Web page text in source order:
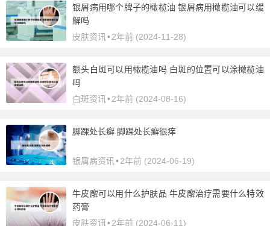
银屑病用哪个牌子的橄榄油 银屑病用橄榄油可以缓
解吗
皮肤资讯 •2年前 (2024-11-28)
额头白斑可以用橄榄油吗 白斑的位置可以涂橄榄油
吗
白斑资讯 •2年前 (2024-08-16)
脚踝处长癣 脚踝处长癣很痒
银屑病资讯 •2年前 (2024-06-19)
牛皮廨可以用什么护肤品 牛皮廨治疗需要什么特效
药膏
皮肤资讯 •2年前 (2024-06-11)